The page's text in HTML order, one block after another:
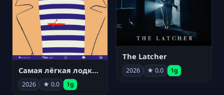
Самая лёгкая лодка в мире
2026 ★ 0.0 1g
The Latcher
2026 ★ 0.0 1g